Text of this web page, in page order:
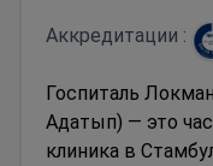
Аккредитации :
Госпиталь
Адатып) — это
клиника в